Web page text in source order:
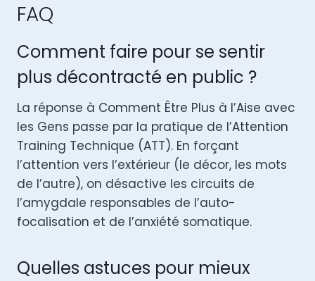
FAQ
Comment faire pour se sentir
plus décontracté en public ?
La réponse à Comment Être Plus à l’Aise avec
les Gens passe par la pratique de l’Attention
Training Technique (ATT). En forçant
l’attention vers l’extérieur (le décor, les mots
de l’autre), on désactive les circuits de
l’amygdale responsables de l’auto-
focalisation et de l’anxiété somatique.
Quelles astuces pour mieux